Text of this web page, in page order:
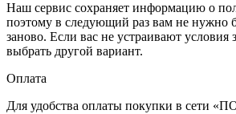
Наш сервис сохраняет информацию о
поэтому в следующий раз вам не нужно
заново. Если вас не устраивают условия
выбрать другой вариант.
Оплата
Для удобства оплаты покупки в сети